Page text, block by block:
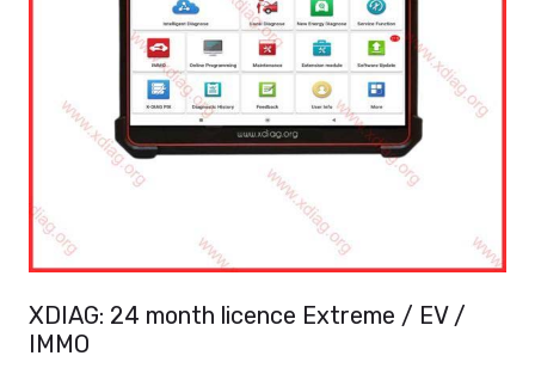
XDIAG: 24 month licence Extreme / EV /
IMMO